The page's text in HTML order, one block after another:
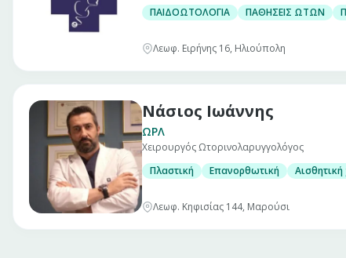
ΠΑΙΔΟΩΤΟΛΟΓΙΑ
ΠΑΘΗΣΕΙΣ ΩΤΩΝ
Λεωφ. Ειρήνης 16, Ηλιούπολη
Νάσιος Ιωάννης
ΩΡΛ
Χειρουργός Ωτορινολαρυγγολόγος
Πλαστική
Επανορθωτική
Λεωφ. Κηφισίας 144, Μαρούσι